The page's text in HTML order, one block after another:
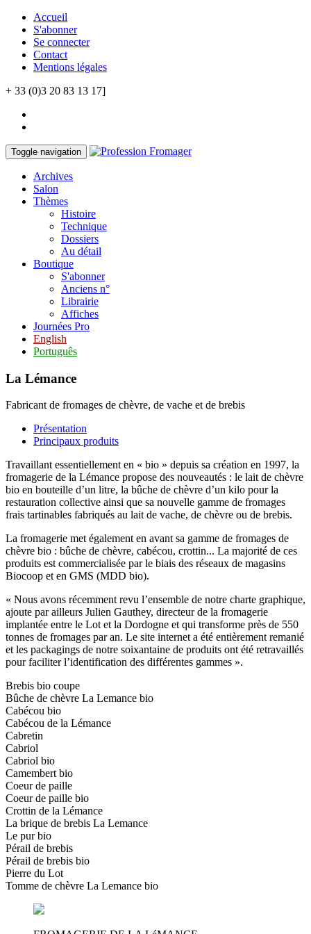
Accueil
S'abonner
Se connecter
Contact
Mentions légales
+ 33 (0)3 20 83 13 17]
Toggle navigation
Archives
Salon
Thèmes
Histoire
Technique
Dossiers
Au détail
Boutique
S'abonner
Anciens n°
Librairie
Affiches
Journées Pro
English
Português
La Lémance
Fabricant de fromages de chèvre, de vache et de brebis
Présentation
Principaux produits
Travaillant essentiellement en « bio » depuis sa création en 1997, la
fromagerie de la Lémance propose des nouveautés : le lait de chèvre
bio en bouteille d’un litre, la bûche de chèvre d’un kilo pour la
restauration collective ainsi que sa nouvelle gamme de fromages
frais tartinables fabriqués au lait de vache, de chèvre ou de brebis.
La fromagerie met également en avant sa gamme de fromages de
chèvre bio : bûche de chèvre, cabécou, crottin... La majorité de ces
produits est commercialisée par le biais des réseaux de magasins
Biocoop et en GMS (MDD bio).
« Nous avons récemment revu l’ensemble de notre charte graphique,
ajoute par ailleurs Julien Gauthey, directeur de la fromagerie
implantée entre le Lot et la Dordogne et qui transforme près de 550
tonnes de fromages par an. Le site internet a été entièrement remanié
et les packagings de notre soixantaine de produits ont été retravaillés
pour faciliter l’identification des différentes gammes ».
Brebis bio coupe
Bûche de chèvre La Lemance bio
Cabécou bio
Cabécou de la Lémance
Cabretin
Cabriol
Cabriol bio
Camembert bio
Coeur de paille
Coeur de paille bio
Crottin de la Lémance
La brique de brebis La Lemance
Le pur bio
Pérail de brebis
Pérail de brebis bio
Pierre du Lot
Tomme de chèvre La Lemance bio